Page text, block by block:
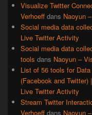
Visualize Twitter
Verhoeff dans Naoyun
Social media data
Live Twitter Activity
Social media data
tools dans Naoyun –
List of 56 tools for
(Facebook and Twitter)
Live Twitter Activity
Stream Twitter
Verhoeff dans Naoyun